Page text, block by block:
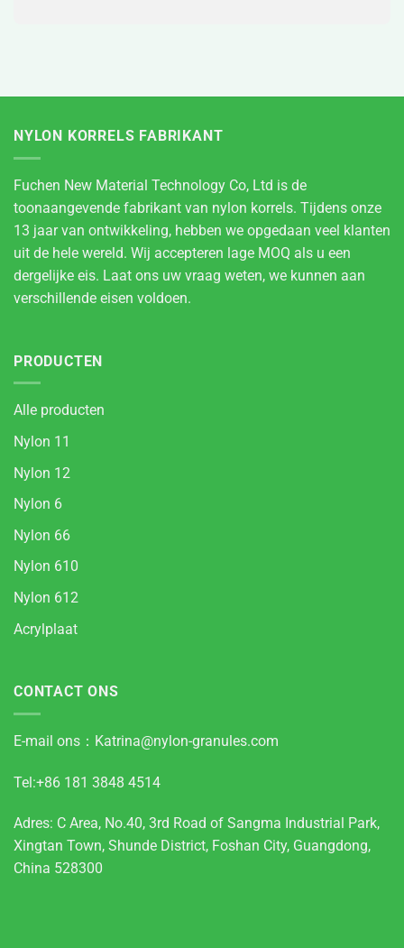
NYLON KORRELS FABRIKANT
Fuchen New Material Technology Co, Ltd is de
toonaangevende fabrikant van nylon korrels. Tijdens onze
13 jaar van ontwikkeling, hebben we opgedaan veel klanten
uit de hele wereld. Wij accepteren lage MOQ als u een
dergelijke eis. Laat ons uw vraag weten, we kunnen aan
verschillende eisen voldoen.
PRODUCTEN
Alle producten
Nylon 11
Nylon 12
Nylon 6
Nylon 66
Nylon 610
Nylon 612
Acrylplaat
CONTACT ONS
E-mail ons： Katrina@nylon-granules.com
Tel:+86 181 3848 4514
Adres: C Area, No.40, 3rd Road of Sangma Industrial Park,
Xingtan Town, Shunde District, Foshan City, Guangdong,
China 528300